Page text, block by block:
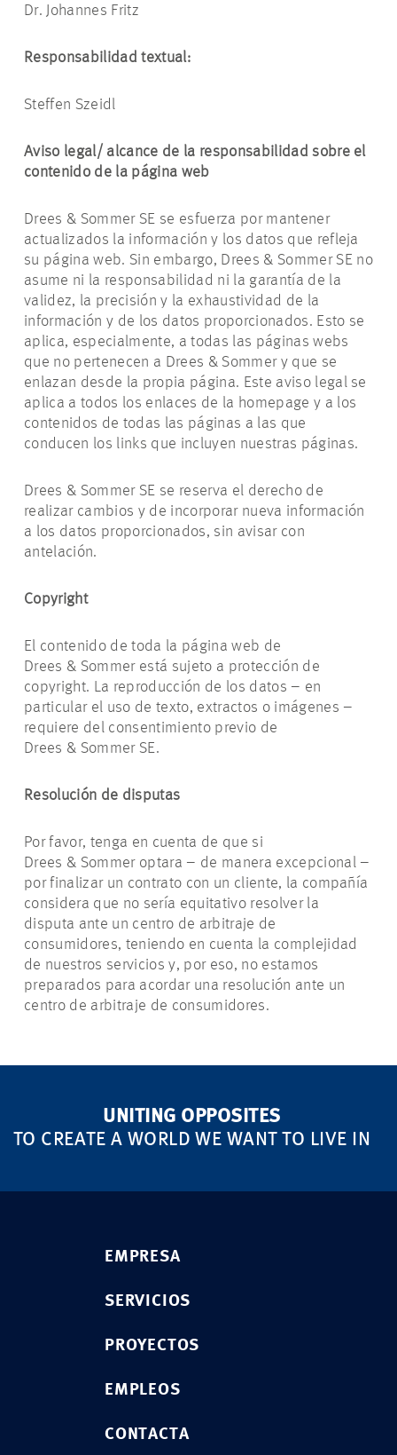
Dr. Johannes Fritz
Responsabilidad textual:
Steffen Szeidl
Aviso legal/ alcance de la responsabilidad sobre el
contenido de la página web
Drees & Sommer SE se esfuerza por mantener
actualizados la información y los datos que refleja
su página web. Sin embargo, Drees & Sommer SE no
asume ni la responsabilidad ni la garantía de la
validez, la precisión y la exhaustividad de la
información y de los datos proporcionados. Esto se
aplica, especialmente, a todas las páginas webs
que no pertenecen a Drees & Sommer y que se
enlazan desde la propia página. Este aviso legal se
aplica a todos los enlaces de la homepage y a los
contenidos de todas las páginas a las que
conducen los links que incluyen nuestras páginas.
Drees & Sommer SE se reserva el derecho de
realizar cambios y de incorporar nueva información
a los datos proporcionados, sin avisar con
antelación.
Copyright
El contenido de toda la página web de
Drees & Sommer está sujeto a protección de
copyright. La reproducción de los datos – en
particular el uso de texto, extractos o imágenes –
requiere del consentimiento previo de
Drees & Sommer SE.
Resolución de disputas
Por favor, tenga en cuenta de que si
Drees & Sommer optara – de manera excepcional –
por finalizar un contrato con un cliente, la compañía
considera que no sería equitativo resolver la
disputa ante un centro de arbitraje de
consumidores, teniendo en cuenta la complejidad
de nuestros servicios y, por eso, no estamos
preparados para acordar una resolución ante un
centro de arbitraje de consumidores.
UNITING OPPOSITES
TO CREATE A WORLD WE WANT TO LIVE IN
EMPRESA
SERVICIOS
PROYECTOS
EMPLEOS
CONTACTA